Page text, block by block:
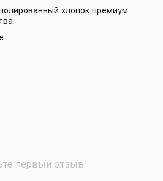
хлопок премиум
первый отзыв